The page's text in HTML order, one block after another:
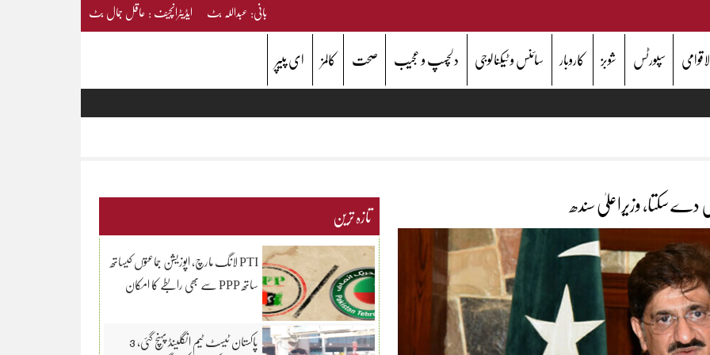
بانی: عبداللہ بٹ ایڈیٹرانچیف : عاقل جمال بٹ
سپورٹس شوبز کاروبار سائنس و ٹیکنالوجی دلچسپ و عجیب صحت کالمز ای پیپر
سکتا، وزیراعلیٰ سندھ تازہ ترین
PTI لانگ مارچ، اپوزیشن جماعتوں کیساتھ
ساتھ PPP سے بھی رابطے کا امکان
پاکستان ٹیسٹ ٹیم انگلینڈ پہنچ گئی، 3